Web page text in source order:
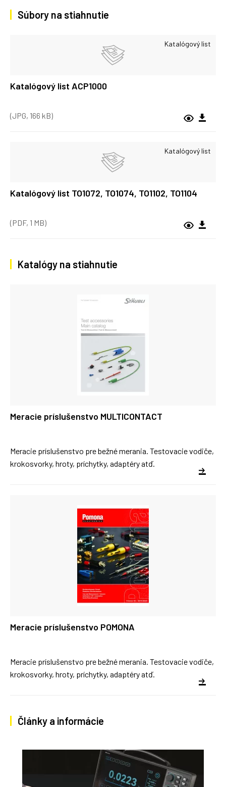
Súbory na stiahnutie
Katalógový list
Katalógový list ACP1000
(JPG, 166 kB)
Katalógový list
Katalógový list TO1072, TO1074, TO1102, TO1104
(PDF, 1 MB)
Katalógy na stiahnutie
Meracie príslušenstvo MULTICONTACT
Meracie príslušenstvo pre bežné merania. Testovacie vodiče,
krokosvorky, hroty, príchytky, adaptéry atď.
Meracie príslušenstvo POMONA
Meracie príslušenstvo pre bežné merania. Testovacie vodiče,
krokosvorky, hroty, príchytky, adaptéry atď.
Články a informácie